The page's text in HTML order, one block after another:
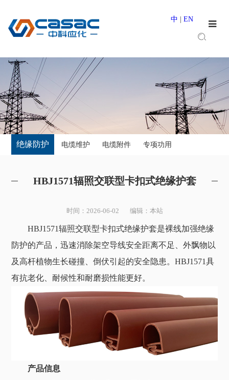
中 EN
绝缘防护 电缆维护 电缆附件 专项功用
HBJ1571辐照交联型卡扣式绝缘护套
时间：2026-06-02 编辑：本站
HBJ1571辐照交联型卡扣式绝缘护套是裸线加强绝缘
防护的产品，迅速消除架空导线安全距离不足、外飘物以
及高杆植物生长碰撞、倒伏引起的安全隐患。HBJ1571具
有抗老化、耐候性和耐磨损性能更好。
产品信息